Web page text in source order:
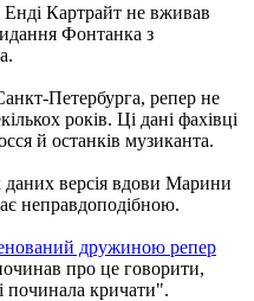
Картрайт не вживав
Фонтанка з
Петербурга, репер не
років. Ці дані фахівці
й останків музиканта.
даних версія вдови Марини
неправдоподібною.
дружиною репер
про це говорити,
починала кричати".